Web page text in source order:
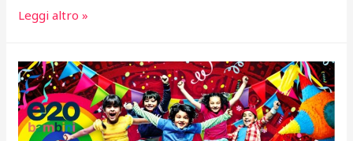
Speciale
Leggi altro »